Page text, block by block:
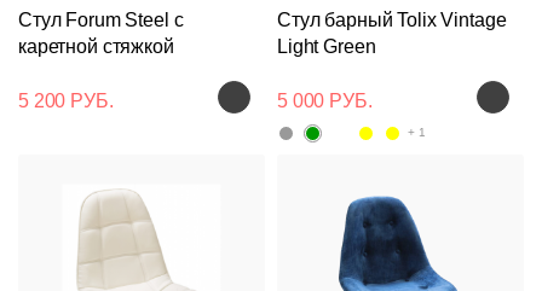
Стул Forum Steel с
каретной стяжкой
5 200 РУБ.
Стул барный Tolix Vintage
Light Green
5 000 РУБ.
+ 1